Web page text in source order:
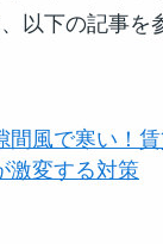
以下の記事を
間風で寒い！
激変する対策